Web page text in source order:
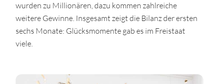
wurden zu Millionären, dazu kommen zahlreiche
weitere Gewinne. Insgesamt zeigt die Bilanz der ersten
sechs Monate: Glücksmomente gab es im Freistaat
viele.